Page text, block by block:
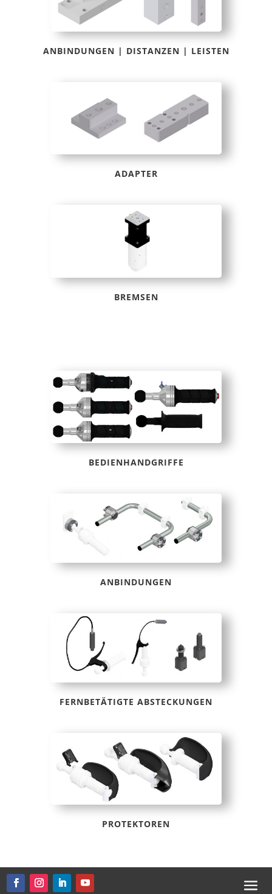
ANBINDUNGEN | DISTANZEN | LEISTEN
ADAPTER
BREMSEN
BEDIENHANDGRIFFE
ANBINDUNGEN
FERNBETÄTIGTE ABSTECKUNGEN
PROTEKTOREN